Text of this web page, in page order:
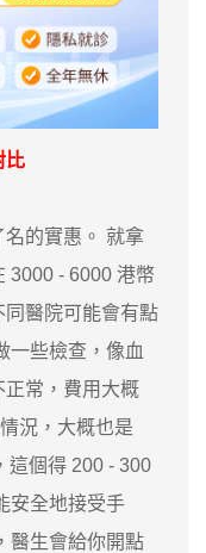
比
的實惠。 就拿
3000 - 6000 港幣
醫院可能會有點
一些檢查，像血
正常，費用大概
況，大概也是
這個得 200 - 300
安全地接受手
醫生會給你開點